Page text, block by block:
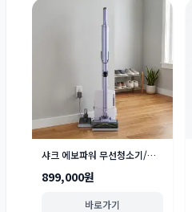
샤크 에보파워 무선청소기/크리스피/터보블레이드/블라스트 맥스 외 BEST
899,000원
바로가기